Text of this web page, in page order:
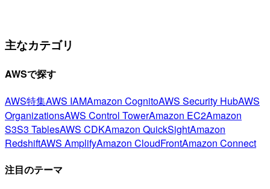
主なカテゴリ
AWSで探す
AWS特集AWS IAMAmazon CognitoAWS Security HubAWS
OrganizationsAWS Control TowerAmazon EC2Amazon
S3S3 TablesAWS CDKAmazon QuickSightAmazon
RedshiftAWS AmplifyAmazon CloudFrontAmazon Connect
注目のテーマ